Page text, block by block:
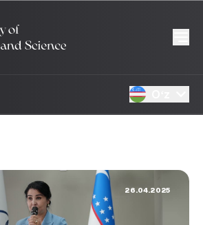
26.04.2025